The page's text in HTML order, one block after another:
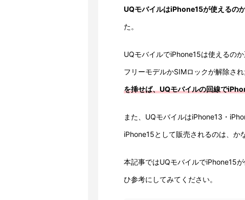
UQモバイルはiPhone15が使えるの
た。
UQモバイルでiPhone15は使えるの
フリーモデルかSIMロックが解除さ
を挿せば、UQモバイルの回線で
また、UQモバイルはiPhone13・
iPhone15として販売されるのは、か
本記事ではUQモバイルでiPhone15
ひ参考にしてみてください。